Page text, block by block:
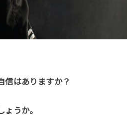
信はありますか？
うか。